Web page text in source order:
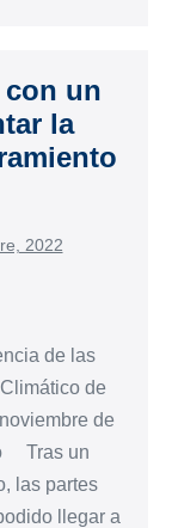
con un
la
2022
de las
de
de
Tras un
las partes
llegar a